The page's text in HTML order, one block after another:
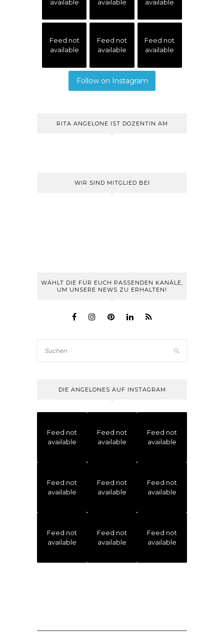
available
available
available
Feed not
available
Feed not
available
Feed not
available
Follow on Instagram
RITA ANGELONE IST DOZENTIN AM
WIR SIND MITGLIED BEI
WÄHLT DIE FÜR EUCH PASSENDEN KANÄLE,
UM UNSERE NEWS ZU ERHALTEN!
DIE ANGELONES AUF INSTAGRAM
Feed not
available
Feed not
available
Feed not
available
Feed not
available
Feed not
available
Feed not
available
Feed not
available
Feed not
available
Feed not
available